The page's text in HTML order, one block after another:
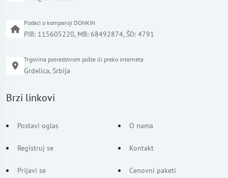
Podaci o kompaniji DONKIN
PIB: 115605220, MB: 68492874, ŠD: 4791
Trgovina posredstvom pošte ili preko interneta
Grdelica, Srbija
Brzi linkovi
Postavi oglas
Registruj se
Prijavi se
O nama
Kontakt
Cenovni paketi